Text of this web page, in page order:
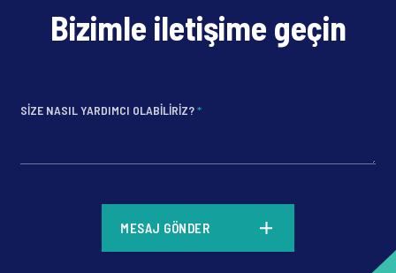
Bizimle iletişime geçin
SIZE NASIL YARDIMCI OLABILIRIZ?*
MESAJ GÖNDER